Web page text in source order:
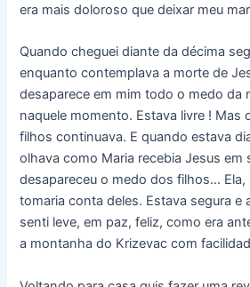
era mais doloroso que deixar meu
Quando cheguei diante da décima
enquanto contemplava a morte de
desaparece em mim todo o medo da
naquele momento. Estava livre ! Mas
filhos continuava. E quando estava
olhava como Maria recebia Jesus em
desapareceu o medo dos filhos… Ela,
tomaria conta deles. Estava segura e
senti leve, em paz, feliz, como era
a montanha do Krizevac com